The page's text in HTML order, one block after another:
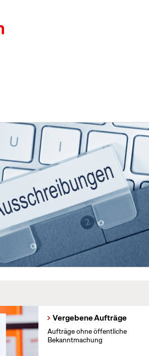
Vergebene Aufträge
Aufträge ohne öffentliche
Bekanntmachung